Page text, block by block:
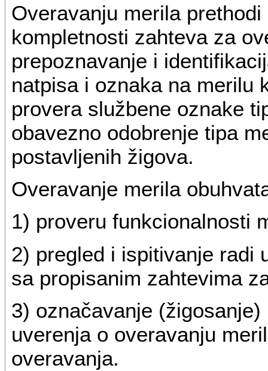
Overavanju merila
kompletnosti zahteva za
prepoznavanje i
natpisa i oznaka na merilu
provera službene oznake
obavezno odobrenje tipa
postavljenih žigova.
Overavanje merila
1) proveru funkcionalnosti
2) pregled i ispitivanje radi
sa propisanim zahtevima
3) označavanje
uverenja o overavanju
overavanja.